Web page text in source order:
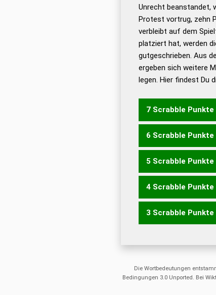
Unrecht beanstandet,
Protest vortrug, zehn
verbleibt auf dem
platziert hat, werden
gutgeschrieben. Aus
ergeben sich weitere
legen. Hier findest Du
7 Scrabble Punkte
GIRANT GRANIT
6 Scrabble Punkte
ARTIG GIRAT GRAIN
TRIGA
5 Scrabble Punkte
GANT GARN GART
RING TANG TRAG
4 Scrabble Punkte
ARG GAR GAT GIN
RITA TARN TRAN
3 Scrabble Punkte
Die Wortbedeutungen
Bedingungen 3.0 Unported. Bei